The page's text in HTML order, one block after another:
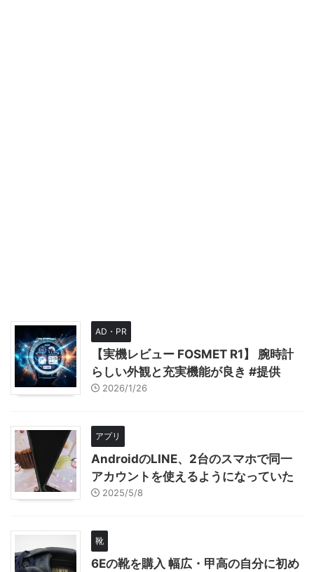
AD・PR
【実機レビュー FOSMET R1】 腕時計
らしい外観と充実機能が良き #提供
2026/1/26
アプリ
AndroidのLINE、2台のスマホで同一
アカウントを使えるようになっていた
2025/5/8
靴
6Eの靴を購入 幅広・甲高の自分に初め